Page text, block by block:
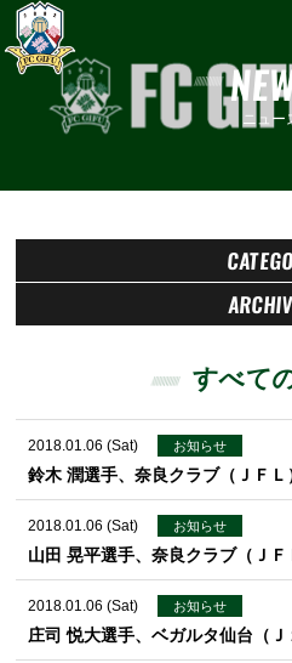
ニュー
すべて
2018.01.06 (Sat) お知らせ
鈴木 潤選手、奈良クラブ（ＪＦ
2018.01.06 (Sat) お知らせ
山田 晃平選手、奈良クラブ（Ｊ
2018.01.06 (Sat) お知らせ
庄司 悦大選手、ベガルタ仙台（